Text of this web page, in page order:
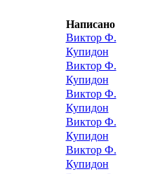
Написано
Виктор Ф.
Купидон
Виктор Ф.
Купидон
Виктор Ф.
Купидон
Виктор Ф.
Купидон
Виктор Ф.
Купидон